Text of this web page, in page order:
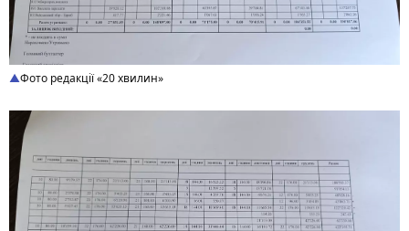
Фото редакції «20 хвилин»